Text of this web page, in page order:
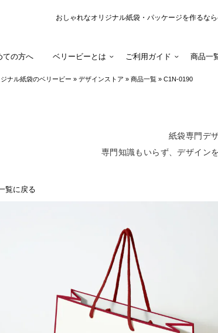
おしゃれなオリジナル紙袋・パッケージを作るな
ての方へ ベリービーとは ご利用ガイド 商品一
ナル紙袋のベリービー » デザインストア » 商品一覧 » C1N-0190
紙袋専門デ
専門知識もいらず、デザイン
覧に戻る